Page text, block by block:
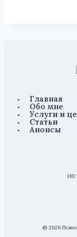
Главная
Обо мне
Услуги и
Статьи
Анонсы
ИП
© 2026